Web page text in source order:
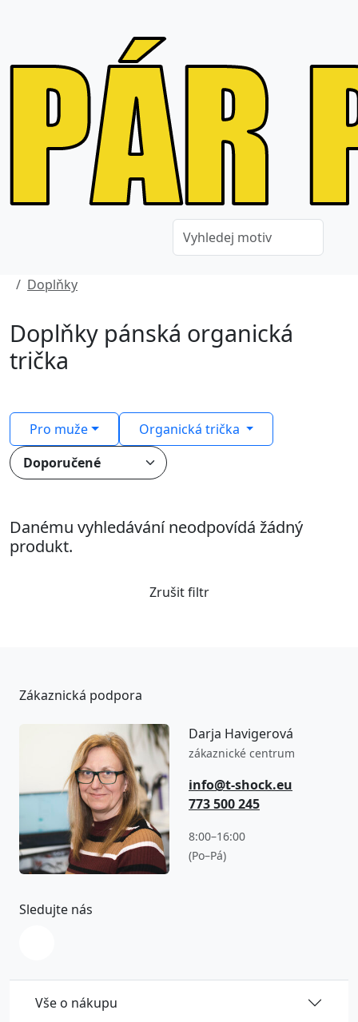
Doplňky
Doplňky pánská organická
trička
Pro muže Organická trička
Danému vyhledávání neodpovídá žádný
produkt.
Zrušit filtr
Vše o nákupu
Zákaznická podpora
Darja Havigerová
zákaznické centrum
info@t-shock.eu
773 500 245
8:00–16:00
(Po–Pá)
Sledujte nás